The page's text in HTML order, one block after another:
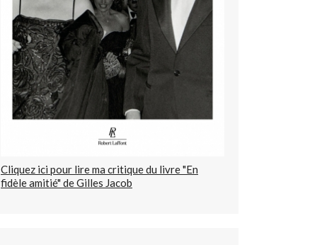
Cliquez ici pour lire ma critique du livre "En
fidèle amitié" de Gilles Jacob